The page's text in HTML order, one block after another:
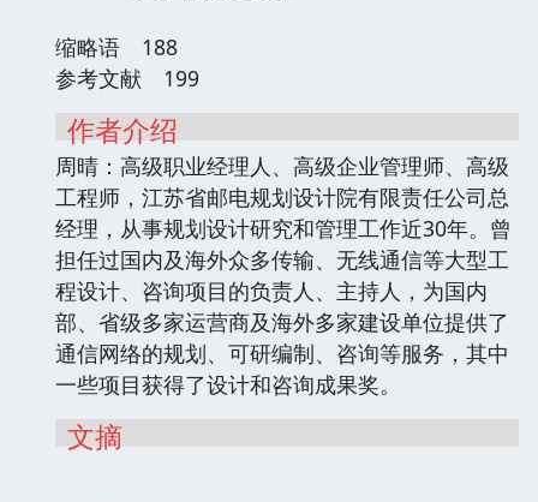
缩略语 188
参考文献 199
作者介绍
周晴：高级职业经理人、高级企业管理师、高级
工程师，江苏省邮电规划设计院有限责任公司总
经理，从事规划设计研究和管理工作近30年。曾
担任过国内及海外众多传输、无线通信等大型工
程设计、咨询项目的负责人、主持人，为国内
部、省级多家运营商及海外多家建设单位提供了
通信网络的规划、可研编制、咨询等服务，其中
一些项目获得了设计和咨询成果奖。
文摘